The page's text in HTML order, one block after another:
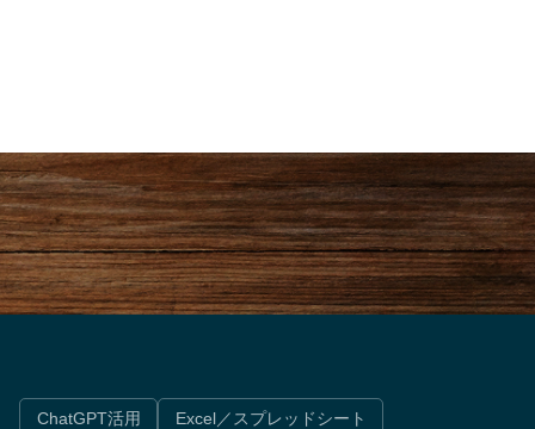
ChatGPT活用 Excel／スプレッドシート